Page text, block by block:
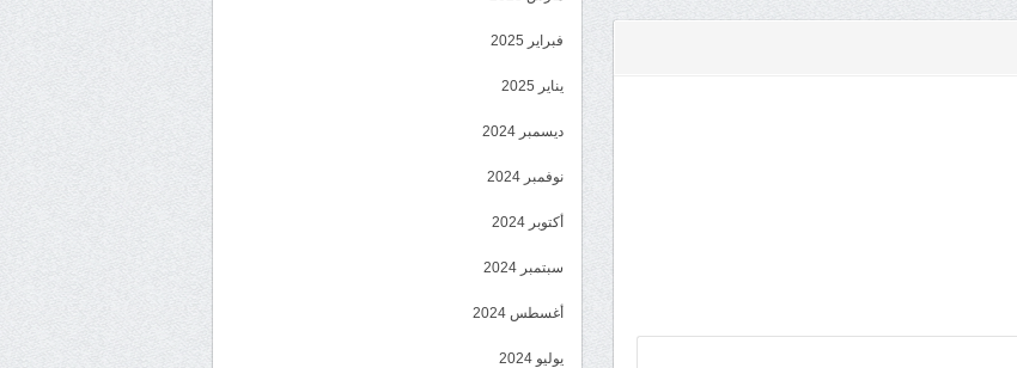
فبراير 2025
يناير 2025
ديسمبر 2024
نوفمبر 2024
أكتوبر 2024
سبتمبر 2024
أغسطس 2024
يوليو 2024